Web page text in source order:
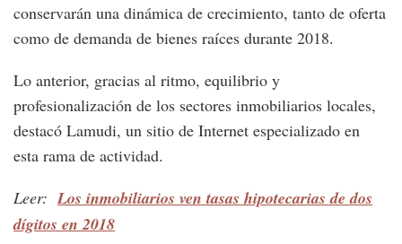
conservarán una dinámica de crecimiento, tanto de oferta
como de demanda de bienes raíces durante 2018.
Lo anterior, gracias al ritmo, equilibrio y
profesionalización de los sectores inmobiliarios locales,
destacó Lamudi, un sitio de Internet especializado en
esta rama de actividad.
Leer: Los inmobiliarios ven tasas hipotecarias de dos
dígitos en 2018